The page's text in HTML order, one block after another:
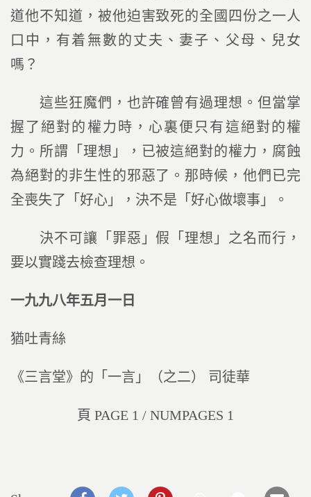
道他不知道，被他迫害致死的全國四份之一人
口中，有着無數的丈夫、妻子、父母、兒女
嗎？
這些狂魔們，也許確曾有過理想。但當掌
握了絕對的權力時，心裏便只有這絕對的權
力。所謂「理想」，已被這絕對的權力，腐蝕
為絕對的非生性的邪惡了。那時候，他們已完
全喪失了「好心」，決不是「好心做壞事」。
決不可讓「罪惡」假「理想」之名而行，
要以實踐去檢查理想。
一九九八年五月一日
猶吐青絲
《三言堂》的「一言」（之二） 司徒華
頁 PAGE 1 / NUMPAGES 1